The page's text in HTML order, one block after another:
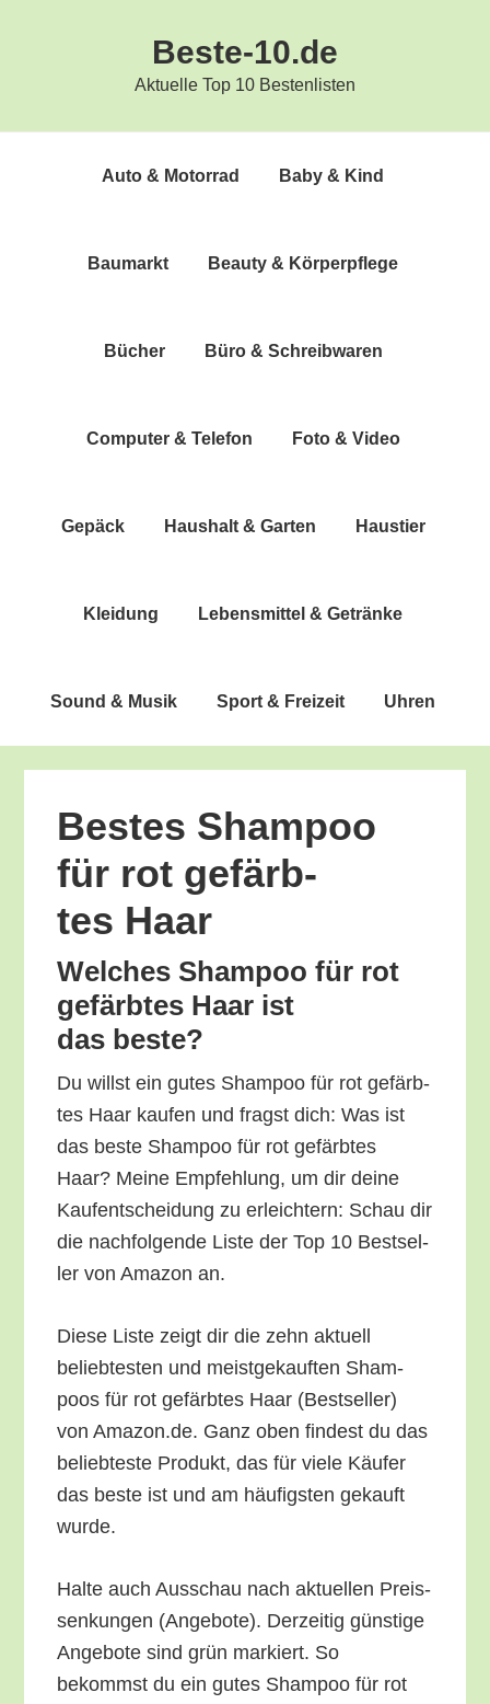
Beste-10.de
Aktuelle Top 10 Bestenlisten
Auto & Motorrad Baby & Kind
Bau­markt Beau­ty & Körperpflege
Bücher Büro & Schreibwaren
Com­pu­ter & Telefon Foto & Video
Gepäck Haus­halt & Garten Haus­tier
Klei­dung Lebens­mit­tel & Getränke
Sound & Musik Sport & Freizeit Uhren
Bes­tes Sham­poo
für rot gefärb­
tes Haar
Wel­ches Sham­poo für rot
gefärb­tes Haar ist
das beste?
Du willst ein gutes Sham­poo für rot gefärb­
tes Haar kau­fen und fragst dich: Was ist
das bes­te Sham­poo für rot gefärb­tes
Haar? Mei­ne Emp­feh­lung, um dir dei­ne
Kauf­ent­schei­dung zu erleich­tern: Schau dir
die nach­fol­gen­de Lis­te der Top 10 Best­sel­
ler von Ama­zon an.
Die­se Lis­te zeigt dir die zehn aktu­ell
belieb­tes­ten und meist­ge­kauf­ten Sham­
poos für rot gefärb­tes Haar (Best­sel­ler)
von Amazon.de. Ganz oben fin­dest du das
belieb­tes­te Pro­dukt, das für vie­le Käu­fer
das bes­te ist und am häu­figs­ten gekauft
wurde.
Hal­te auch Aus­schau nach aktu­el­len Preis­
sen­kun­gen (Ange­bo­te). Der­zei­tig güns­ti­ge
Ange­bo­te sind grün mar­kiert. So
bekommst du ein gutes Sham­poo für rot